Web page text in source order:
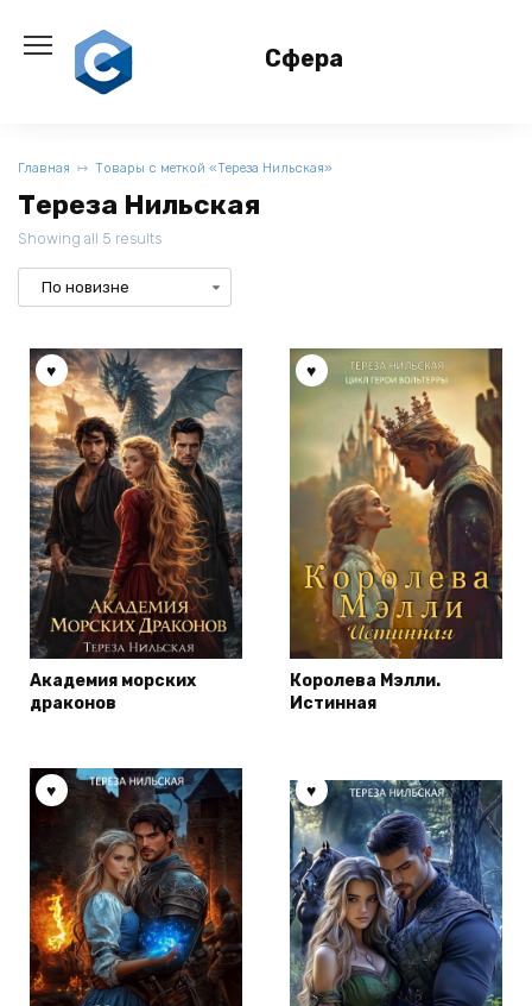
содержанию
Сфера
Главная Товары с меткой «Тереза Нильская»
Тереза Нильская
Showing all 5 results
Академия морских
драконов
Королева Мэлли.
Истинная